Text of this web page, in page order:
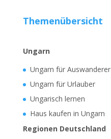
Themenübersicht
Ungarn
Ungarn für Auswanderer
Ungarn für Urlauber
Ungarisch lernen
Haus kaufen in Ungarn
Regionen Deutschland